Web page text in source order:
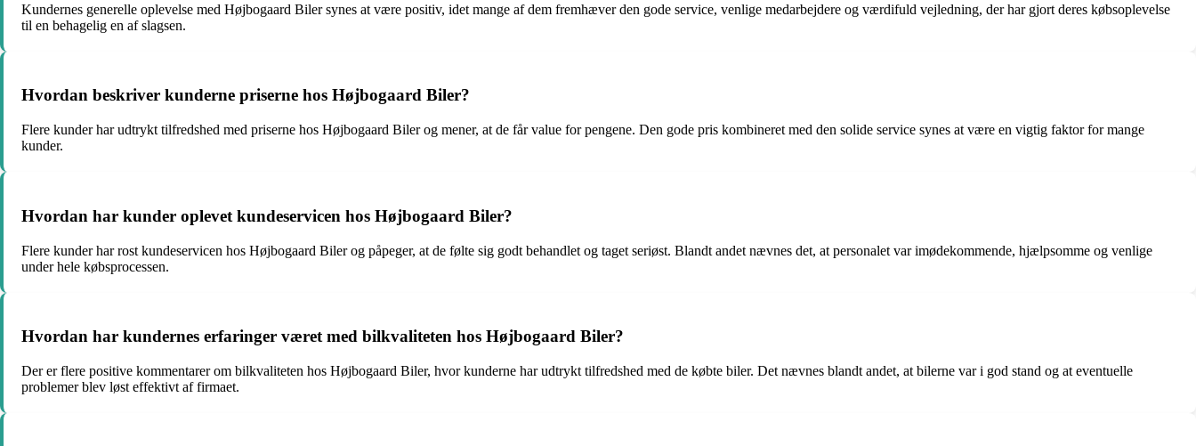
Kundernes generelle oplevelse med Højbogaard Biler synes at være positiv, idet mange af dem fremhæver den gode service, venlige medarbejdere og værdifuld vejledning, der har gjort deres købsoplevelse
til en behagelig en af slagsen.
Hvordan beskriver kunderne priserne hos Højbogaard Biler?
Flere kunder har udtrykt tilfredshed med priserne hos Højbogaard Biler og mener, at de får value for pengene. Den gode pris kombineret med den solide service synes at være en vigtig faktor for mange
kunder.
Hvordan har kunder oplevet kundeservicen hos Højbogaard Biler?
Flere kunder har rost kundeservicen hos Højbogaard Biler og påpeger, at de følte sig godt behandlet og taget seriøst. Blandt andet nævnes det, at personalet var imødekommende, hjælpsomme og venlige
under hele købsprocessen.
Hvordan har kundernes erfaringer været med bilkvaliteten hos Højbogaard Biler?
Der er flere positive kommentarer om bilkvaliteten hos Højbogaard Biler, hvor kunderne har udtrykt tilfredshed med de købte biler. Det nævnes blandt andet, at bilerne var i god stand og at eventuelle
problemer blev løst effektivt af firmaet.